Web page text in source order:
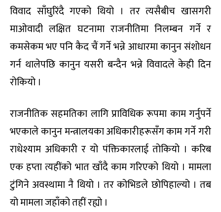
विवाद साँघुरिंदै गएको थियो । तर त्यसैबीच खासगरी
माओवादी लक्षित घटनामा राजनीतिमा निलम्बन गर्ने र
कमसेकम भए पनि कैद चैं गर्ने भन्ने आधारमा कानुन संशोधन
गर्न थालेपछि कानुन यसरी बन्दैन भन्ने विवादले केही दिन
रोकियो ।
राजनीतिक सहमतिका लागि प्राविधिक रूपमा काम गर्नुपर्ने
भएकाले कानुन मन्त्रालयका अधिकारीहरूसँग काम गर्ने गरी
राधेश्याम अधिकारी र यो पंक्तिकारलाई तोकियो । करिब
एक हप्ता त्यहींको भात खाँदै काम गरिएको थियो । मामला
टुंगिने अवस्थामा नै थियो । तर कोभिडले छोपिहाल्यो । तब
यो मामला जहाँको तहीं रह्यो ।